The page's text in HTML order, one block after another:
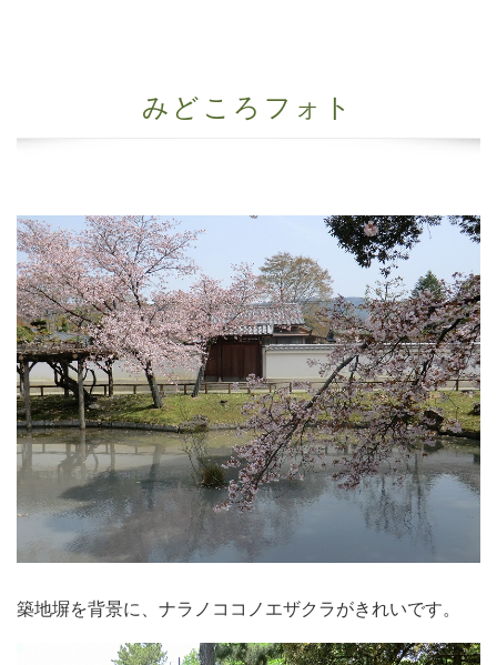
みどころフォト
築地塀を背景に、ナラノココノエザクラがきれいです。